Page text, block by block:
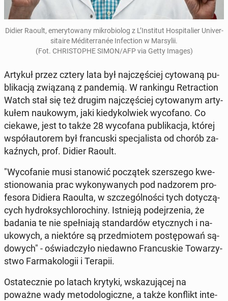
Didier Raoult, eme­ry­to­wa­ny mi­kro­bio­log z L’In­sti­tut Ho­spi­ta­lier Uni­ver­
si­ta­ire Médi­ter­ra­née In­fec­tion w Mar­sy­lii.
(Fot. CHRI­STO­PHE SIMON/AFP via Getty Images)
Artykuł przez cztery lata był naj­czę­ściej cy­to­wa­ną pu­
bli­ka­cją zwią­za­ną z pan­de­mią. W ran­kin­gu Re­trac­tion
Watch stał się też drugim naj­czę­ściej cy­to­wa­nym ar­ty­
ku­łem na­uko­wym, jaki kie­dy­kol­wiek wy­co­fa­no. Co
ciekawe, jest to także 28 wy­co­fa­na pu­bli­ka­cja, której
współ­au­to­rem był fran­cu­ski spe­cja­li­sta od chorób za­
kaź­nych, prof. Didier Raoult.
"Wy­co­fa­nie musi sta­no­wić po­czą­tek szer­sze­go kwe­
stio­no­wa­nia prac wy­ko­ny­wa­nych pod nad­zo­rem pro­
fe­so­ra Didiera Raoulta, w szcze­gól­no­ści tych do­ty­czą­
cych hy­drok­sy­chlo­ro­chi­ny. Ist­nie­ją po­dej­rze­nia, że
badania te nie speł­nia­ją stan­dar­dów etycz­nych i na­
uko­wych, a nie­któ­re są przed­mio­tem po­stę­po­wań są­
do­wych" - oświad­czy­ło nie­daw­no Fran­cu­skie To­wa­rzy­
stwo Far­ma­ko­lo­gii i Terapii.
Osta­tecz­nie po latach krytyki, wska­zu­ją­cej na
poważne wady me­to­do­lo­gicz­ne, a także kon­flikt in­te­